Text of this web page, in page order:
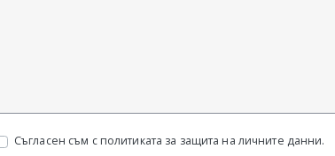
Съгласен съм с политиката за защита на личните данни.